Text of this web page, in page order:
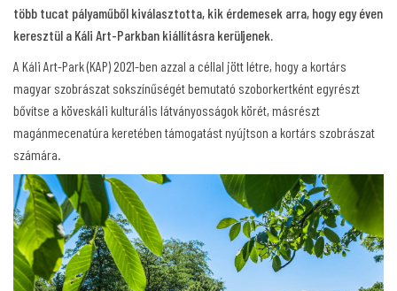
több tucat pályaműből kiválasztotta, kik érdemesek arra, hogy egy éven
keresztül a Káli Art-Parkban kiállításra kerüljenek.
A Káli Art-Park (KAP) 2021-ben azzal a céllal jött létre, hogy a kortárs
magyar szobrászat sokszínűségét bemutató szoborkertként egyrészt
bővítse a köveskáli kulturális látványosságok körét, másrészt
magánmecenatúra keretében támogatást nyújtson a kortárs szobrászat
számára.